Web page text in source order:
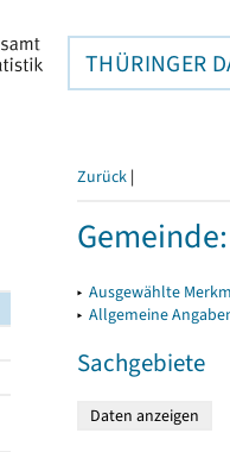
THÜRINGER
Zurück |
▸ Ausgewählte
▸ Allgemeine
Sachgebiete